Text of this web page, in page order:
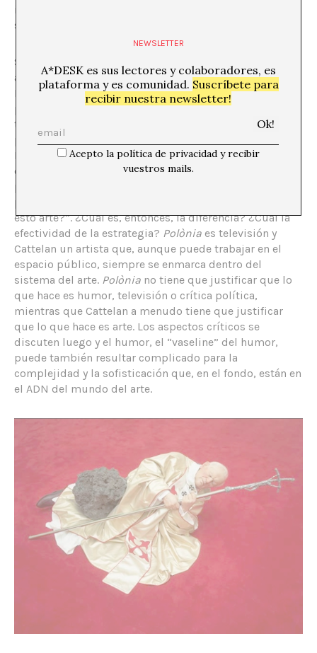
intervenciones en escaparates y en el espacio público o
señales de libros.
Sin embargo, si tuviéramos que buscar el equivalente
al estiloPolòniaen arte contemporáneo éste podría ser
Maurizio Cattelan, capaz de combinar escultura y
performance, ridiculizando a quien haga falta, y
transgresor, muchas veces en relación al espectador. Su
pequeño Hitler, castigado de rodillas, o el Papa Juan
Pablo II abatido por un meteorito son buenos ejemplos
de ello y se han convertido en imágenes recurrentes
para ilustrar los artículos en la prensa generalista que
periódicamente lanzan una “original” pregunta “¿Es
esto arte?”. ¿Cuál es, entonces, la diferencia? ¿Cuál la
efectividad de la estrategia? Polònia es televisión y
Cattelan un artista que, aunque puede trabajar en el
espacio público, siempre se enmarca dentro del
sistema del arte. Polònia no tiene que justificar que lo
que hace es humor, televisión o crítica política,
mientras que Cattelan a menudo tiene que justificar
que lo que hace es arte. Los aspectos críticos se
discuten luego y el humor, el “vaseline” del humor,
puede también resultar complicado para la
complejidad y la sofisticación que, en el fondo, están en
el ADN del mundo del arte.
NEWSLETTER
A*DESK es sus lectores y colaboradores, es
plataforma y es comunidad. Suscríbete para
recibir nuestra newsletter!
Acepto la política de privacidad y recibir
vuestros mails.